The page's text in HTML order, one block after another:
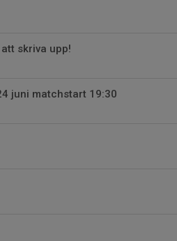
skriva upp!
juni matchstart 19:30